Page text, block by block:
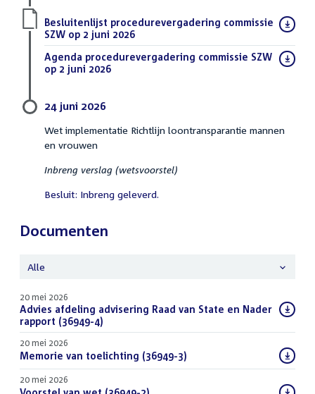
Download
bestand:
Besluitenlijst procedurevergadering commissie
SZW op 2 juni 2026
Download
bestand:
Agenda procedurevergadering commissie SZW
op 2 juni 2026
24 juni 2026
Wet implementatie Richtlijn loontransparantie mannen
en vrouwen
Inbreng verslag (wetsvoorstel)
Besluit: Inbreng geleverd.
Documenten
Alle
20 mei 2026
Download
bestand:
Advies afdeling advisering Raad van State en Nader
rapport (36949-4)
20 mei 2026
Download
bestand:
Memorie van toelichting (36949-3)
20 mei 2026